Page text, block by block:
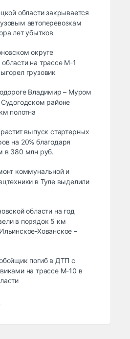
области закрывается
автоперевозкам
лет убытков
округе
на трассе М-1
грузовик
Владимир – Муром
районе
полотна
выпуск стартерных
на 20% благодаря
в 380 млн руб.
коммунальной и
в Туле выделили
области на год
в порядок 5 км
Хованское –
погиб в ДТП с
на трассе М-10 в